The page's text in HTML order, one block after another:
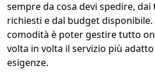
sempre da cosa devi spedire,
richiesti e dal budget disponibile.
comodità è poter gestire tutto
volta in volta il servizio più
esigenze.